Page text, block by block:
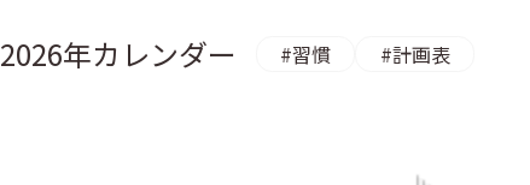
2026年カレンダー #習慣 #計画表